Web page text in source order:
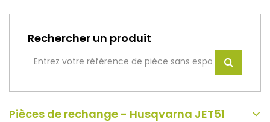
Rechercher un produit
Pièces de rechange - Husqvarna JET51